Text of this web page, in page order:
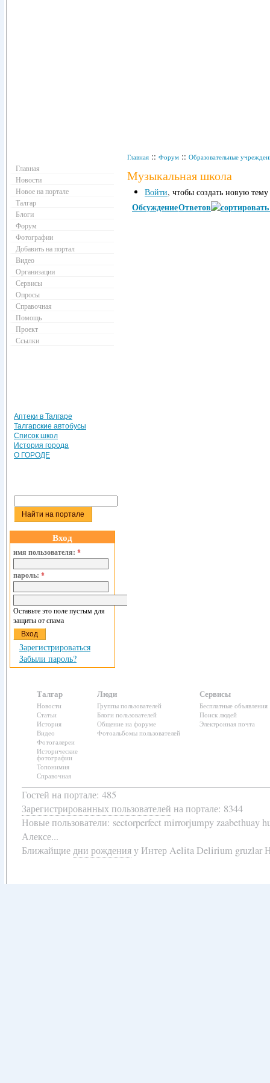
Главная :: Форум :: Образовательные
Музыкальная школа
Войти, чтобы создать новую
ОбсуждениеОтветов
Главная
Новости
Новое на портале
Талгар
Блоги
Форум
Фотографии
Добавить на портал
Видео
Организации
Сервисы
Опросы
Справочная
Помощь
Проект
Ссылки
Аптеки в Талгаре
Талгарские автобусы
Список школ
История города
О ГОРОДЕ
Вход
имя пользователя: *
пароль: *
Оставьте это поле пустым для
защиты от спама
Зарегистрироваться
Забыли пароль?
Талгар
Новости
Статьи
История
Видео
Фотогалереи
Исторические
фотографии
Топонимия
Справочная
Люди
Группы пользователей
Блоги пользователей
Общение на форуме
Фотоальбомы пользователей
Сервисы
Бесплатные объявления
Поиск людей
Электронная почта
Гостей на портале: 485
Зарегистрированных пользователей на портале: 8344
Новые пользователи: sectorperfect mirrorjumpy zaabethuay
Алексе...
Ближайщиедни рожденияу Интер Aelita Delirium gruzlar